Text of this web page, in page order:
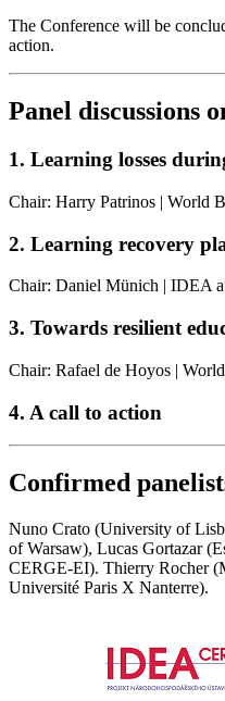
The Conference will be
action.
Panel discussions
1. Learning losses
Chair: Harry Patrinos | World
2. Learning recovery
Chair: Daniel Münich | IDEA
3. Towards resilient
Chair: Rafael de Hoyos |
4. A call to action
Confirmed
Nuno Crato (University of
of Warsaw), Lucas Gortazar
CERGE-EI). Thierry Rocher
Université Paris X Nanterre).